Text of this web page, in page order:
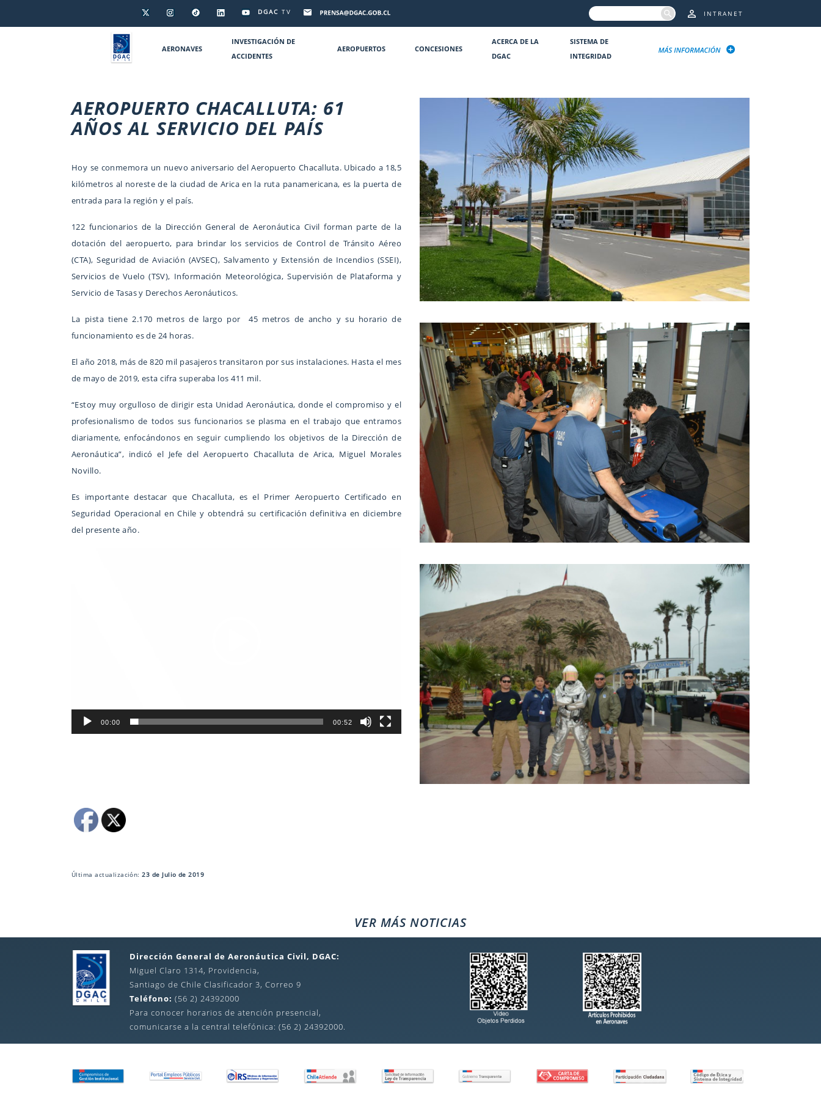
DGAC TV INTRANET
AERONAVES
INVESTIGACIÓN DE
ACCIDENTES
AEROPUERTOS CONCESIONES
ACERCA DE LA
DGAC
SISTEMA DE
INTEGRIDAD
AEROPUERTO CHACALLUTA: 61
AÑOS AL SERVICIO DEL PAÍS
Hoy se conmemora un nuevo aniversario del Aeropuerto Chacalluta. Ubicado a 18,5
kilómetros al noreste de la ciudad de Arica en la ruta panamericana, es la puerta de
entrada para la región y el país.
122 funcionarios de la Dirección General de Aeronáutica Civil forman parte de la
dotación del aeropuerto, para brindar los servicios de Control de Tránsito Aéreo
(CTA), Seguridad de Aviación (AVSEC), Salvamento y Extensión de Incendios (SSEI),
Servicios de Vuelo (TSV), Información Meteorológica, Supervisión de Plataforma y
Servicio de Tasas y Derechos Aeronáuticos.
La pista tiene 2.170 metros de largo por 45 metros de ancho y su horario de
funcionamiento es de 24 horas.
El año 2018, más de 820 mil pasajeros transitaron por sus instalaciones. Hasta el mes
de mayo de 2019, esta cifra superaba los 411 mil.
“Estoy muy orgulloso de dirigir esta Unidad Aeronáutica, donde el compromiso y el
profesionalismo de todos sus funcionarios se plasma en el trabajo que entramos
diariamente, enfocándonos en seguir cumpliendo los objetivos de la Dirección de
Aeronáutica”, indicó el Jefe del Aeropuerto Chacalluta de Arica, Miguel Morales
Novillo.
Es importante destacar que Chacalluta, es el Primer Aeropuerto Certificado en
Seguridad Operacional en Chile y obtendrá su certificación definitiva en diciembre
del presente año.
00:00 00:52
Última actualización:23 de Julio de 2019
VER MÁS NOTICIAS
Dirección General de Aeronáutica Civil, DGAC:
Miguel Claro 1314, Providencia,
Santiago de Chile Clasificador 3, Correo 9
Teléfono: (56 2) 24392000
Para conocer horarios de atención presencial,
comunicarse a la central telefónica: (56 2) 24392000.